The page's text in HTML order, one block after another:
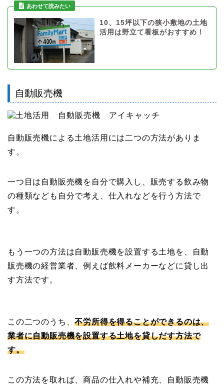
10、15坪以下の狭小敷地の土地
活用は野立て看板がおすすめ！
自動販売機
自動販売機による土地活用には二つの方法がありま
す。
一つ目は自動販売機を自分で購入し、販売する飲み物
の種類なども自分で考え、仕入れなどを行う方法で
す。
もう一つの方法は自動販売機を設置する土地を、自動
販売機の経営業者、例えば飲料メーカーなどに貸し出
す方法です。
この二つのうち、不労所得を得ることができるのは、
業者に自動販売機を設置する土地を貸しだす方法で
す。
この方法を取れば、商品の仕入れや補充、自動販売機